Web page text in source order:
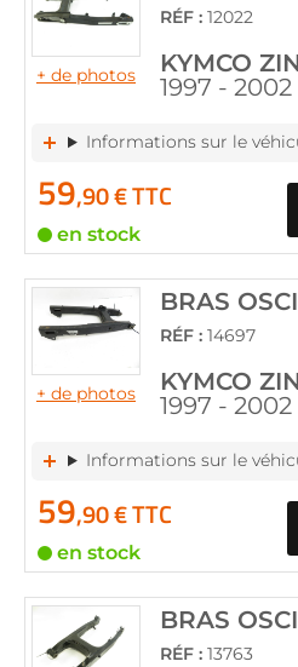
+ de photos
RÉF : 12022
KYMCO
1997 - 2002
Informations sur le
59,90 € TTC
en stock
+ de photos
BRAS
RÉF : 14697
KYMCO
1997 - 2002
Informations sur le
59,90 € TTC
en stock
BRAS
RÉF : 13763